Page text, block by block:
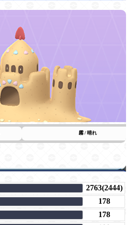
霧 / 晴れ
2763(2444)
178
178